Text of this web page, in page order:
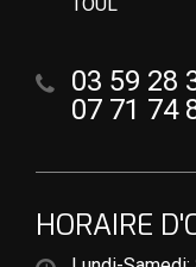
TOUL
03 59 28
07 71 74
HORAIRE